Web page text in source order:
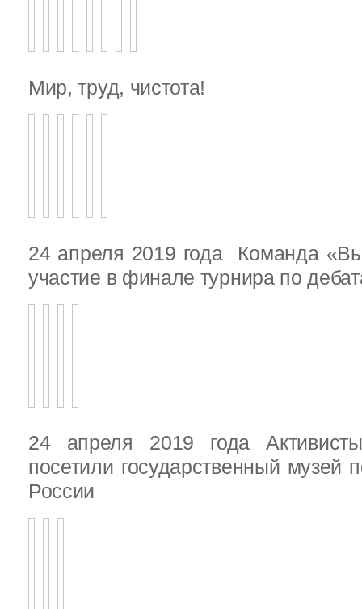
Мир, труд, чистота!
24 апреля 2019 года Команда
участие в финале турнира по
24 апреля 2019 года
посетили государственный музей
России